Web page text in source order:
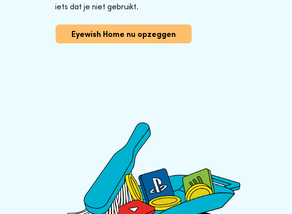
iets dat je niet gebruikt.
Eyewish Home nu opzeggen